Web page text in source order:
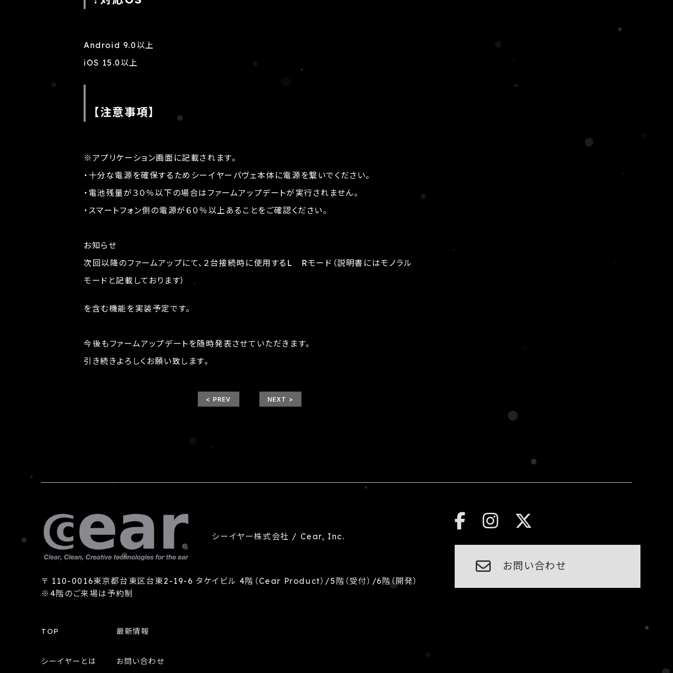
Android 9.0以上
iOS 15.0以上
【注意事項】
※アプリケーション画面に記載されます。
・十分な電源を確保するためシーイヤーパヴェ本体に電源を繋いでください。
・電池残量が３０％以下の場合はファームアップデートが実行されません。
・スマートフォン側の電源が６０％以上あることをご確認ください。
お知らせ
次回以降のファームアップにて、２台接続時に使用するL Rモード（説明書にはモノラル
モードと記載しております）
を含む機能を実装予定です。
今後もファームアップデートを随時発表させていただきます。
引き続きよろしくお願い致します。
< PREV NEXT >
シーイヤー株式会社 / Cear, Inc.
〒 110-0016東京都台東区台東2-19-6 タケイビル 4階（Cear Product）/5階（受付）/6階（開発）
※4階のご来場は予約制
お問い合わせ
TOP
シーイヤーとは
最新情報
お問い合わせ